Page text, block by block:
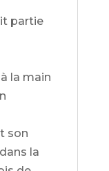
partie
la main
son
la